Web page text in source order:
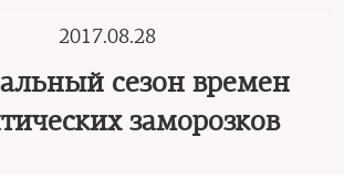
2017.08.28
сезон времен
заморозков